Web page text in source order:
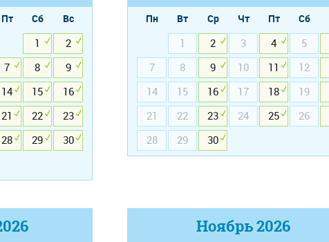
Пт Сб
Вс
1
2
7 8
9
14 15
16
21 22
23
28 29
30
Пн Вт Ср Чт Пт Сб
1
2 3 4 5
7
8 9 10 11 12
14
15 16 17 18 19
21
22 23 24 25 26
28
29 30
Ноябрь2026